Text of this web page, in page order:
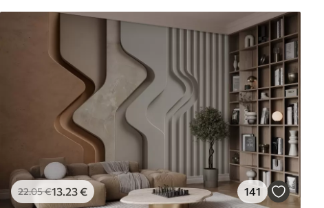
22.05€13 .23€ 141